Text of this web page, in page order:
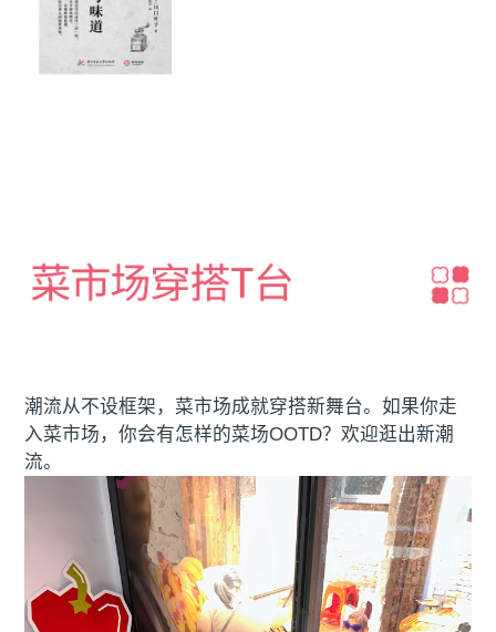
潮流从不设框架，菜市场成就穿搭新舞台。如果你走
入菜市场，你会有怎样的菜场OOTD？欢迎逛出新潮
流。